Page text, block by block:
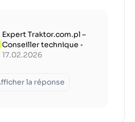
Expert Traktor.com.pl –
Conseiller technique •
17.02.2026
la réponse